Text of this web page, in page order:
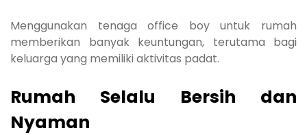
Menggunakan tenaga office boy untuk rumah
memberikan banyak keuntungan, terutama bagi
keluarga yang memiliki aktivitas padat.
Rumah Selalu Bersih dan
Nyaman